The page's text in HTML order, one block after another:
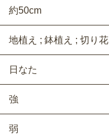
約50cm
地植え ; 鉢植え ; 切り花
日なた
強
弱